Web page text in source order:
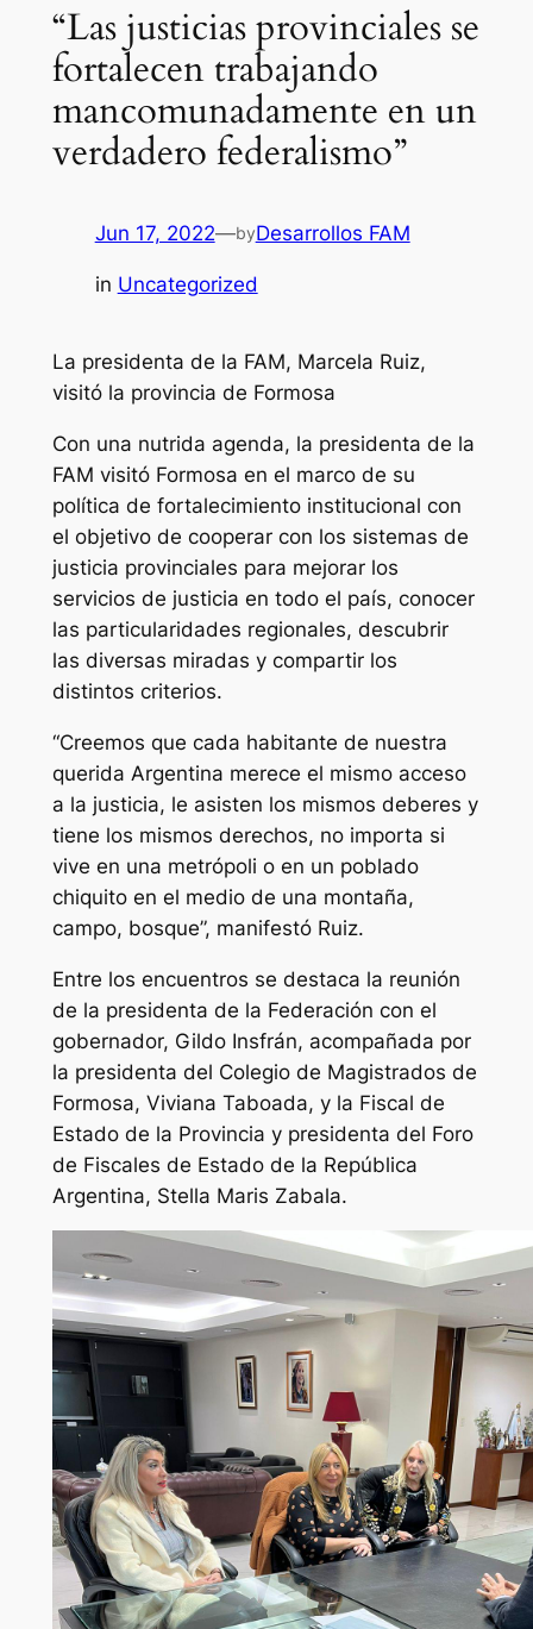
“Las justicias provinciales se
fortalecen trabajando
mancomunadamente en un
verdadero federalismo”
Jun 17, 2022—byDesarrollos FAM
in Uncategorized
La presidenta de la FAM, Marcela Ruiz,
visitó la provincia de Formosa
Con una nutrida agenda, la presidenta de la
FAM visitó Formosa en el marco de su
política de fortalecimiento institucional con
el objetivo de cooperar con los sistemas de
justicia provinciales para mejorar los
servicios de justicia en todo el país, conocer
las particularidades regionales, descubrir
las diversas miradas y compartir los
distintos criterios.
“Creemos que cada habitante de nuestra
querida Argentina merece el mismo acceso
a la justicia, le asisten los mismos deberes y
tiene los mismos derechos, no importa si
vive en una metrópoli o en un poblado
chiquito en el medio de una montaña,
campo, bosque”, manifestó Ruiz.
Entre los encuentros se destaca la reunión
de la presidenta de la Federación con el
gobernador, Gildo Insfrán, acompañada por
la presidenta del Colegio de Magistrados de
Formosa, Viviana Taboada, y la Fiscal de
Estado de la Provincia y presidenta del Foro
de Fiscales de Estado de la República
Argentina, Stella Maris Zabala.